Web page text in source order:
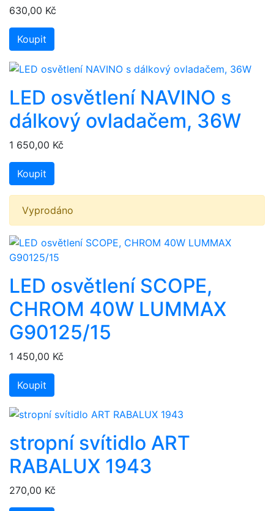
630,00 Kč
Koupit
LED osvětlení NAVINO s
dálkový ovladačem, 36W
1 650,00 Kč
Koupit
Vyprodáno
LED osvětlení SCOPE,
CHROM 40W LUMMAX
G90125/15
1 450,00 Kč
Koupit
stropní svítidlo ART
RABALUX 1943
270,00 Kč